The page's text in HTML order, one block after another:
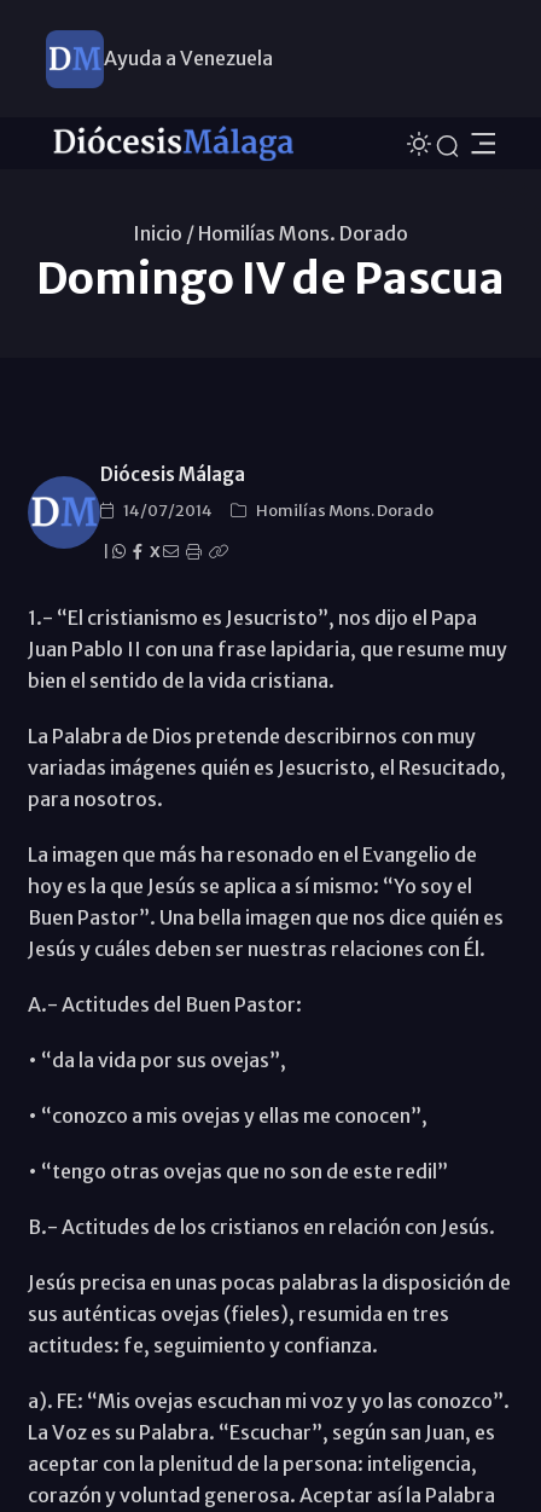
Ayuda a Venezuela
Inicio / Homilías Mons. Dorado
Domingo IV de Pascua
Diócesis Málaga
14/07/2014
Homilías Mons. Dorado
X
1.- “El cristianismo es Jesucristo”, nos dijo el Papa
Juan Pablo II con una frase lapidaria, que resume muy
bien el sentido de la vida cristiana.
La Palabra de Dios pretende describirnos con muy
variadas imágenes quién es Jesucristo, el Resucitado,
para nosotros.
La imagen que más ha resonado en el Evangelio de
hoy es la que Jesús se aplica a sí mismo: “Yo soy el
Buen Pastor”. Una bella imagen que nos dice quién es
Jesús y cuáles deben ser nuestras relaciones con Él.
A.- Actitudes del Buen Pastor:
• “da la vida por sus ovejas”,
• “conozco a mis ovejas y ellas me conocen”,
• “tengo otras ovejas que no son de este redil”
B.- Actitudes de los cristianos en relación con Jesús.
Jesús precisa en unas pocas palabras la disposición de
sus auténticas ovejas (fieles), resumida en tres
actitudes: fe, seguimiento y confianza.
a). FE: “Mis ovejas escuchan mi voz y yo las conozco”.
La Voz es su Palabra. “Escuchar”, según san Juan, es
aceptar con la plenitud de la persona: inteligencia,
corazón y voluntad generosa. Aceptar así la Palabra